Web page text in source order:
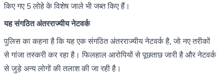
किए गए 5 लोहे के विशेष जाले भी जब्त किए हैं।
यह संगठित अंतरराज्यीय नेटवर्क
पुलिस का कहना है कि यह एक संगठित अंतरराज्यीय नेटवर्क है, जो नए तरीकों
से गांजा तस्करी कर रहा है। फिलहाल आरोपियों से पूछताछ जारी है और नेटवर्क
से जुड़े अन्य लोगों की तलाश की जा रही है।